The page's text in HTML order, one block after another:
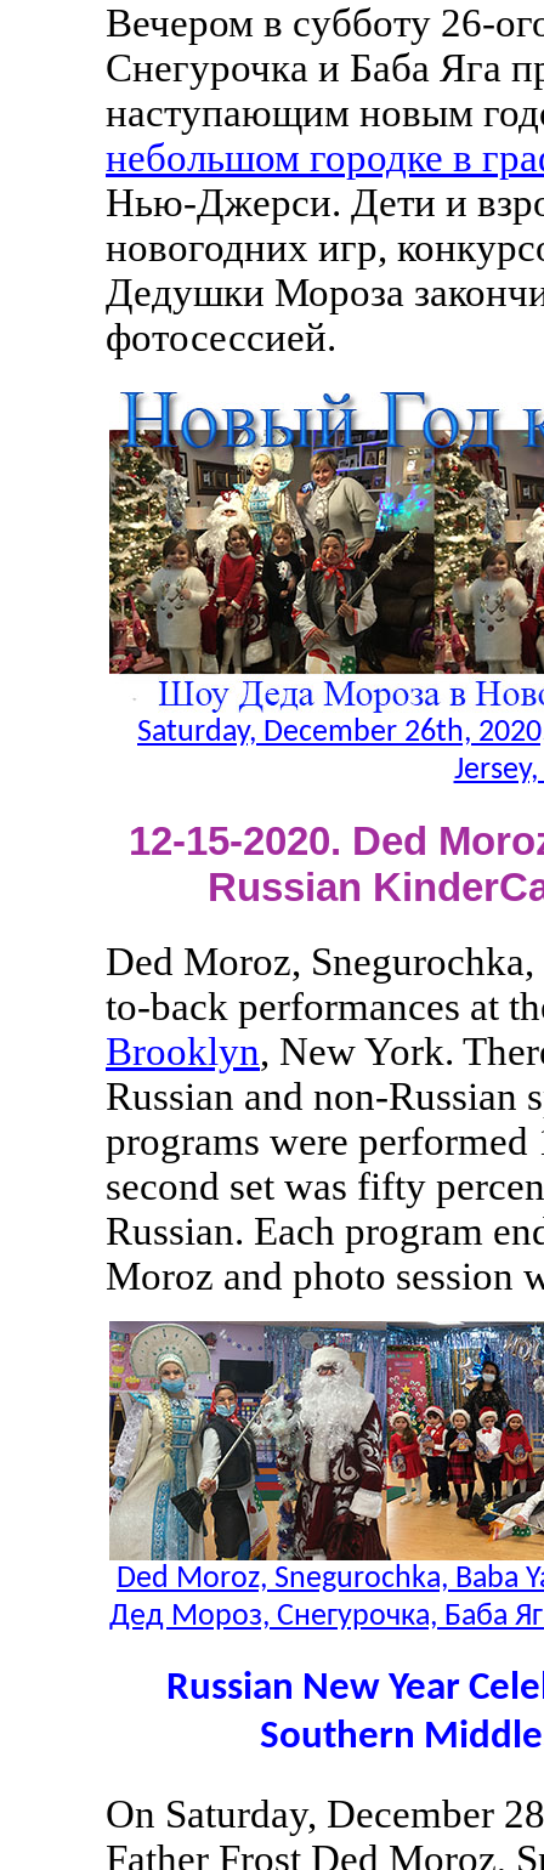
Вечером в субботу 26-
Снегурочка и Баба Яга
наступающим новым
небольшом городке в
Нью-Джерси. Дети и
новогодних игр,
Дедушки Мороза
фотосессией.
Saturday, December 26th,
12-15-2020. Ded
Russian
Ded Moroz,
to-back performances at
Brooklyn, New York.
Russian and non-Russian
programs were performed
second set was fifty
Russian. Each program
Moroz and photo session
Ded Moroz, Snegurochka, Baba
Дед Мороз, Снегурочка, Баба
Russian New Year
Southern
On Saturday, December
Father Frost Ded Moroz,